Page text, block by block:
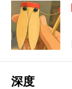
深度